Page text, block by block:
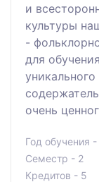
и
культуры
-
для
очень
Год обучения -
Семестр - 2
Кредитов - 5